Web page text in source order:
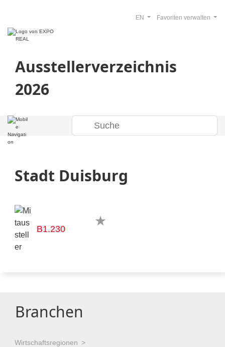
Ausstellerverzeichnis
2026
Favoriten verwalten
EN
Stadt Duisburg
B1.230
Branchen
Wirtschaftsregionen